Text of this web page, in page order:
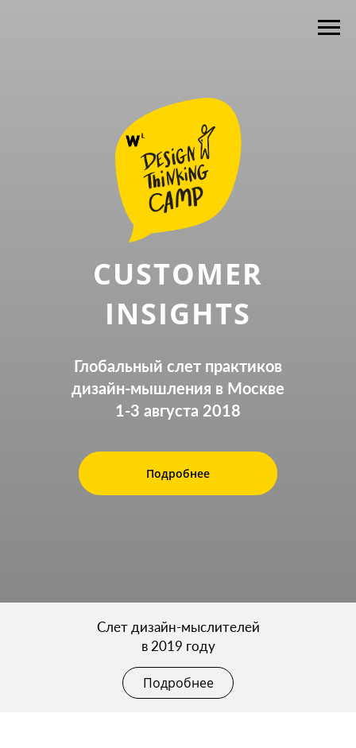
Подробнее
CUSTOMER
INSIGHTS
Глобальный слет практиков
дизайн-мышления в Москве
1-3 августа 2018
Подробнее
Cлет дизайн-мыслителей
в 2019 году